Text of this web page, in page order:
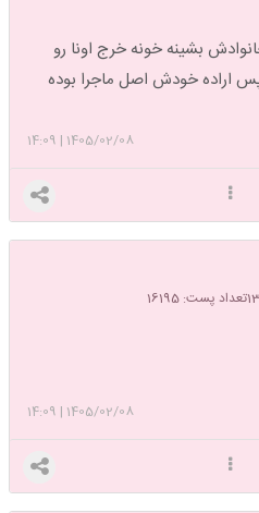
بشینه خونه خرج اونا رو
اراده خودش اصل ماجرا بوده
1405/02/08
|
14:09
تعداد پست: 16195
1405/02/08
|
14:09